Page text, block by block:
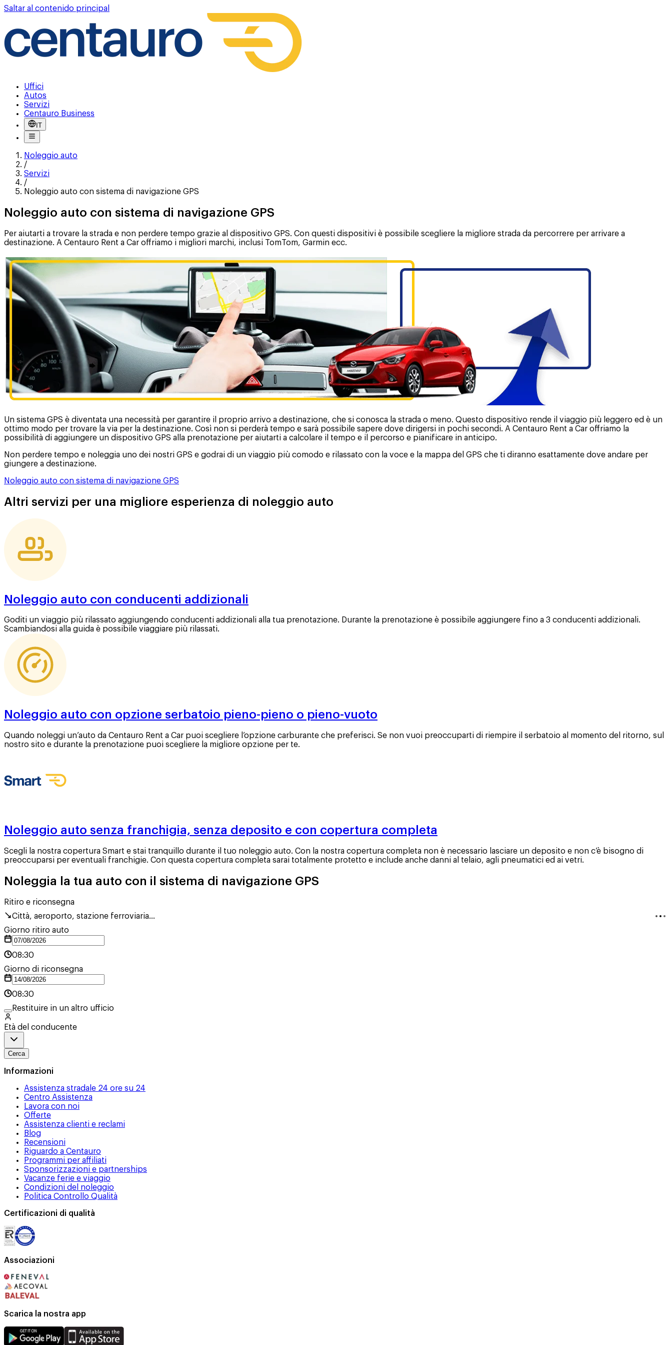
Saltar al contenido principal
Uffici
Autos
Servizi
Centauro Business
IT
Noleggio auto
/
Servizi
/
Noleggio auto con sistema di navigazione GPS
Noleggio auto con sistema di navigazione GPS
Per aiutarti a trovare la strada e non perdere tempo grazie al dispositivo GPS. Con questi dispositivi è possibile scegliere la migliore strada da percorrere per arrivare a
destinazione. A Centauro Rent a Car offriamo i migliori marchi, inclusi TomTom, Garmin ecc.
Un sistema GPS è diventata una necessità per garantire il proprio arrivo a destinazione, che si conosca la strada o meno. Questo dispositivo rende il viaggio più leggero ed è un
ottimo modo per trovare la via per la destinazione. Così non si perderà tempo e sarà possibile sapere dove dirigersi in pochi secondi. A Centauro Rent a Car offriamo la
possibilità di aggiungere un dispositivo GPS alla prenotazione per aiutarti a calcolare il tempo e il percorso e pianificare in anticipo.
Non perdere tempo e noleggia uno dei nostri GPS e godrai di un viaggio più comodo e rilassato con la voce e la mappa del GPS che ti diranno esattamente dove andare per
giungere a destinazione.
Noleggio auto con sistema di navigazione GPS
Altri servizi per una migliore esperienza di noleggio auto
Noleggio auto con conducenti addizionali
Goditi un viaggio più rilassato aggiungendo conducenti addizionali alla tua prenotazione. Durante la prenotazione è possibile aggiungere fino a 3 conducenti addizionali.
Scambiandosi alla guida è possibile viaggiare più rilassati.
Noleggio auto con opzione serbatoio pieno-pieno o pieno-vuoto
Quando noleggi un’auto da Centauro Rent a Car puoi scegliere l’opzione carburante che preferisci. Se non vuoi preoccuparti di riempire il serbatoio al momento del ritorno, sul
nostro sito e durante la prenotazione puoi scegliere la migliore opzione per te.
Noleggio auto senza franchigia, senza deposito e con copertura completa
Scegli la nostra copertura Smart e stai tranquillo durante il tuo noleggio auto. Con la nostra copertura completa non è necessario lasciare un deposito e non c’è bisogno di
preoccuparsi per eventuali franchigie. Con questa copertura completa sarai totalmente protetto e include anche danni al telaio, agli pneumatici ed ai vetri.
Noleggia la tua auto con il sistema di navigazione GPS
Ritiro e riconsegna
Città, aeroporto, stazione ferroviaria...
Giorno ritiro auto
08:30
Giorno di riconsegna
08:30
Restituire in un altro ufficio
Età del conducente
Cerca
Informazioni
Assistenza stradale 24 ore su 24
Centro Assistenza
Lavora con noi
Offerte
Assistenza clienti e reclami
Blog
Recensioni
Riguardo a Centauro
Programmi per affiliati
Sponsorizzazioni e partnerships
Vacanze ferie e viaggio
Condizioni del noleggio
Politica Controllo Qualità
Certificazioni di qualità
Associazioni
Scarica la nostra app